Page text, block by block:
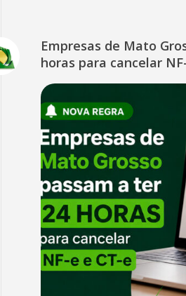
Empresas de Mato
horas para cancelar